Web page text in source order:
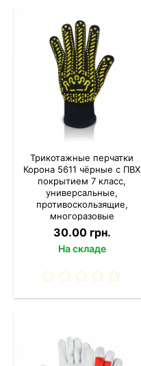
Трикотажные перчатки
Корона 5611 чёрные с ПВХ
покрытием 7 класс,
универсальные,
противоскользящие,
многоразовые
30.00 грн.
На складе